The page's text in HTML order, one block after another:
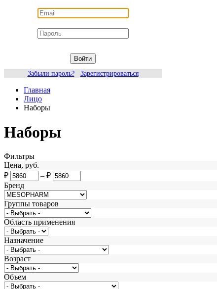
Войти
Забыли пароль?
Зарегистрироваться
Главная
Лицо
Наборы
Наборы
Фильтры
Цена, руб.
₽
– ₽
Бренд
Группы товаров
Область применения
Назначение
Возраст
Объем